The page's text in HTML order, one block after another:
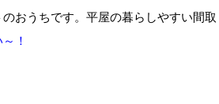
おうちです。平屋の暮らしやすい間取
！